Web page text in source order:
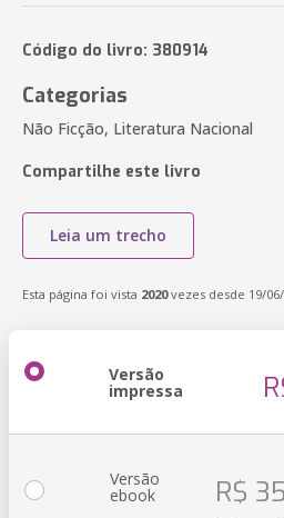
Código do livro: 380914
Categorias
Não Ficção, Literatura Nacional
Compartilhe este livro
Leia um trecho
Esta página foi vista 2020vezes desde 19/06/
Versão
impressa
Versão
ebook R$